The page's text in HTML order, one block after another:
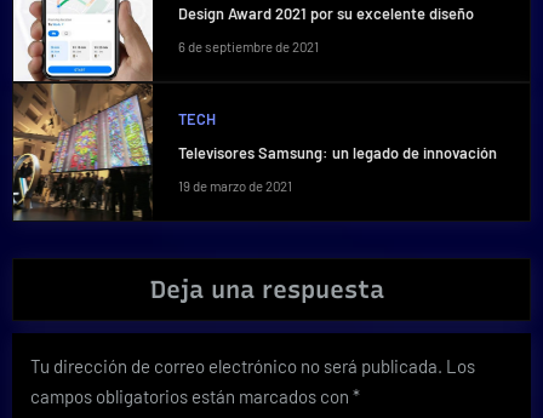
Design Award 2021 por su excelente diseño
6 de septiembre de 2021
TECH
Televisores Samsung: un legado de innovación
19 de marzo de 2021
Deja una respuesta
Tu dirección de correo electrónico no será publicada. Los
campos obligatorios están marcados con *